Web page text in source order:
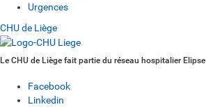
Urgences
CHU de Liège
Le CHU de Liège fait partie du réseau hospitalier Elipse
Facebook
Linkedin